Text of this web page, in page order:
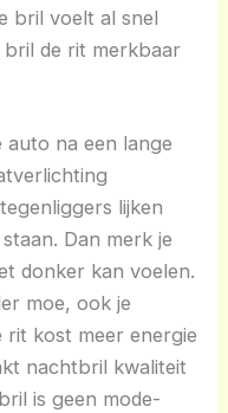
bril voelt al snel
bril de rit merkbaar
na een lange
lijken
Dan merk je
donker kan voelen.
moe, ook je
kost meer energie
nachtbril kwaliteit
is geen mode-